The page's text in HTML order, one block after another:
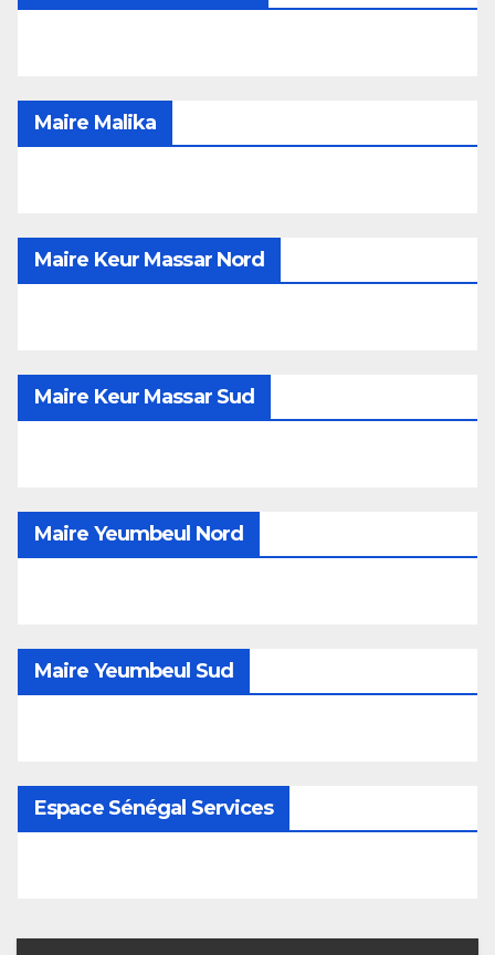
Maire Malika
Maire Keur Massar Nord
Maire Keur Massar Sud
Maire Yeumbeul Nord
Maire Yeumbeul Sud
Espace Sénégal Services